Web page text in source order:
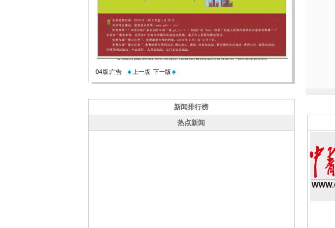
04版:广告 上一版 下一版
新闻排行榜
热点新闻